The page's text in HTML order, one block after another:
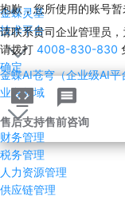
金蝶灵基
技术平台
金蝶AI苍穹（企业级AI平
业务领域
财务管理
税务管理
人力资源管理
供应链管理
抱歉，您所使用的账号暂
请联系贵司企业管理员
请拨打 4008-830-830
确定
售后支持售前咨询